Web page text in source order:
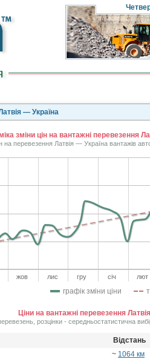
— Україна
зміни цін на вантажні перевезення
на перевезення Латвія — Україна вантажів
графік зміни ціни
жов лис гру січ лют
Ціни на вантажні перевезення
розцінки - середньостатистична
Відстань
~ 1064 км